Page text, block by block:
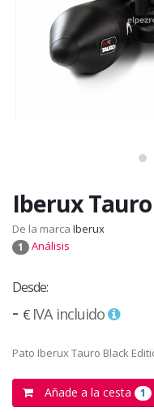
Iberux
De la marca Iberux
1 Análisis
Desde:
- € IVA incluido
Pato Iberux Tauro Black
Añade a la cesta 1